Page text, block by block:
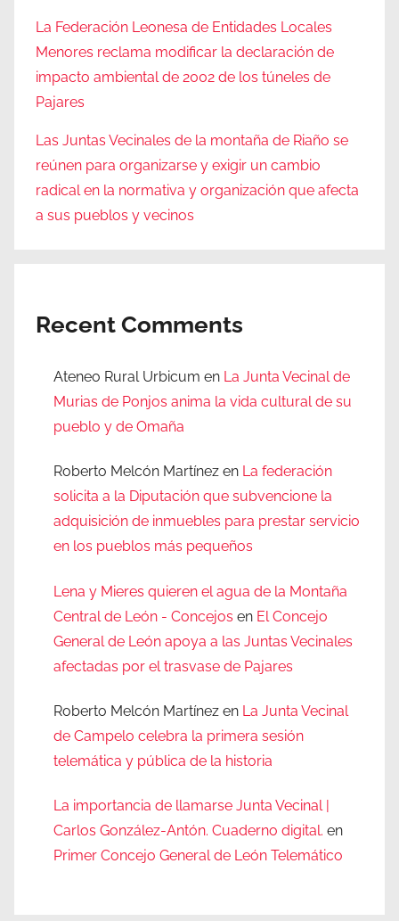
La Federación Leonesa de Entidades Locales
Menores reclama modificar la declaración de
impacto ambiental de 2002 de los túneles de
Pajares
Las Juntas Vecinales de la montaña de Riaño se
reúnen para organizarse y exigir un cambio
radical en la normativa y organización que afecta
a sus pueblos y vecinos
Recent Comments
Ateneo Rural Urbicum en La Junta Vecinal de
Murias de Ponjos anima la vida cultural de su
pueblo y de Omaña
Roberto Melcón Martínez en La federación
solicita a la Diputación que subvencione la
adquisición de inmuebles para prestar servicio
en los pueblos más pequeños
Lena y Mieres quieren el agua de la Montaña
Central de León - Concejos en El Concejo
General de León apoya a las Juntas Vecinales
afectadas por el trasvase de Pajares
Roberto Melcón Martínez en La Junta Vecinal
de Campelo celebra la primera sesión
telemática y pública de la historia
La importancia de llamarse Junta Vecinal |
Carlos González-Antón. Cuaderno digital. en
Primer Concejo General de León Telemático